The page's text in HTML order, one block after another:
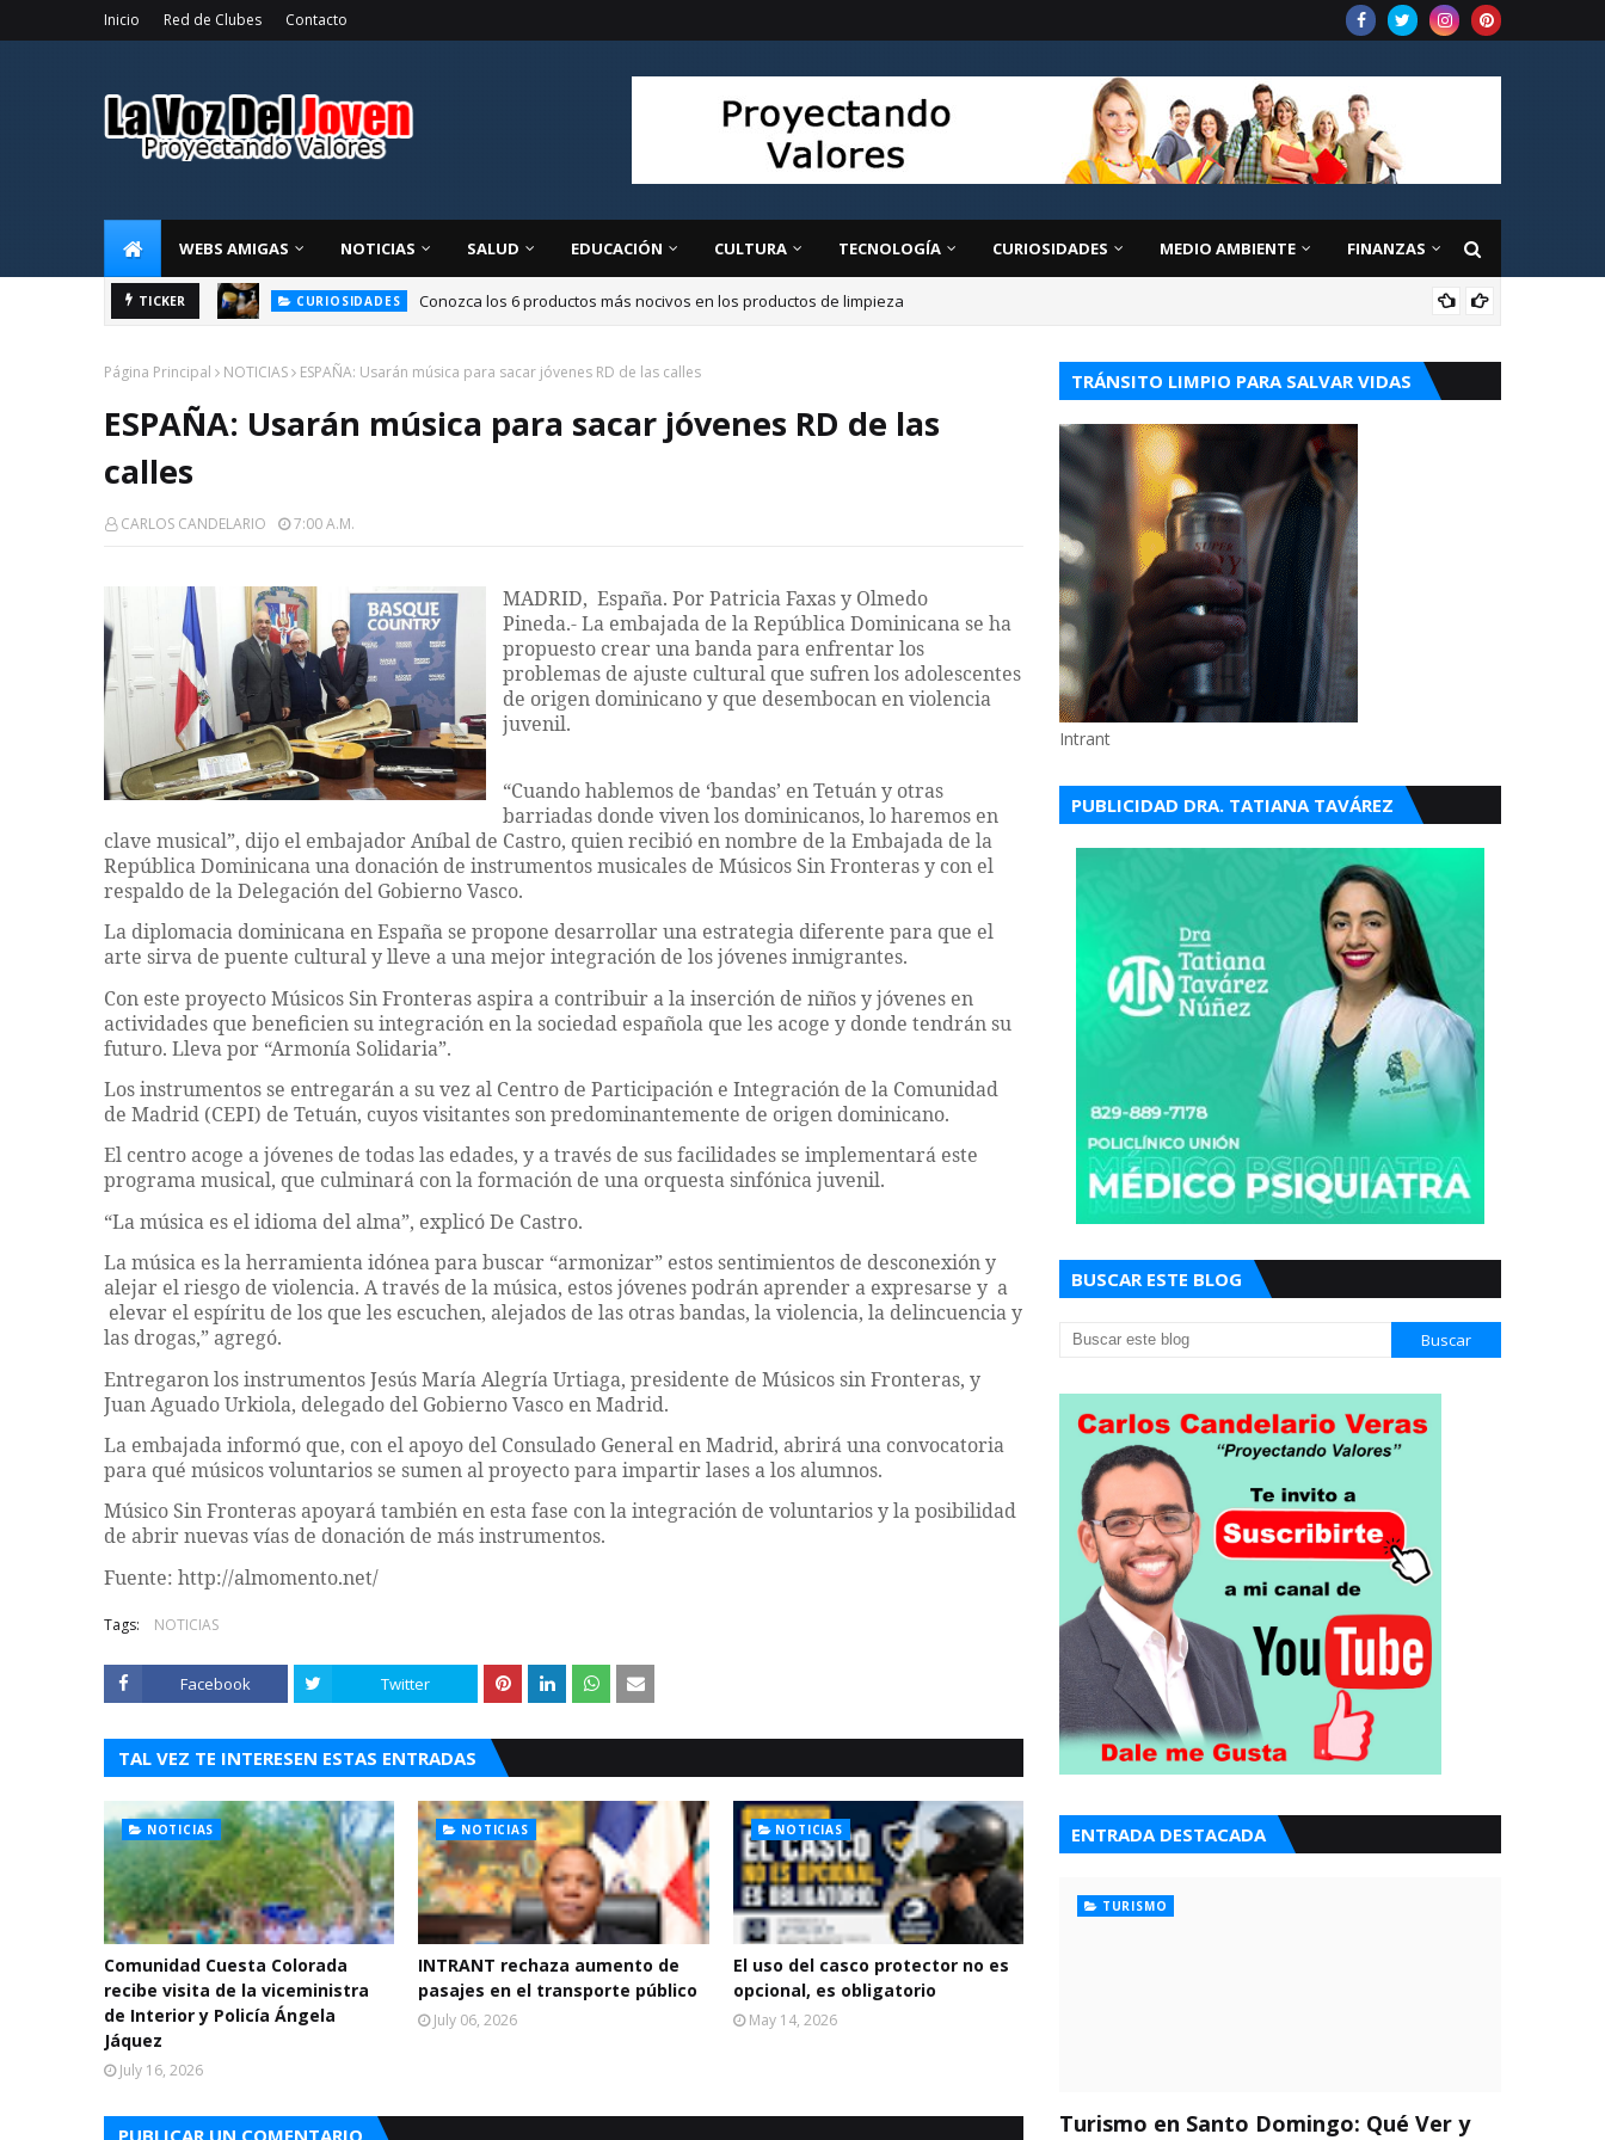
Inicio Red de Clubes Contacto
WEBS AMIGAS NOTICIAS SALUD EDUCACIÓN CULTURA TECNOLOGÍA CURIOSIDADES MEDIO AMBIENTE FINANZAS
TICKER CURIOSIDADES Conozca los 6 productos más nocivos en los productos de limpieza
Página Principal NOTICIAS ESPAÑA: Usarán música para sacar jóvenes RD de las calles
ESPAÑA: Usarán música para sacar jóvenes RD de las
calles
CARLOS CANDELARIO 7:00 A.m.
MADRID, España. Por Patricia Faxas y Olmedo
Pineda.- La embajada de la República Dominicana se ha
propuesto crear una banda para enfrentar los
problemas de ajuste cultural que sufren los adolescentes
de origen dominicano y que desembocan en violencia
juvenil.
“Cuando hablemos de ‘bandas’ en Tetuán y otras
barriadas donde viven los dominicanos, lo haremos en
clave musical”, dijo el embajador Aníbal de Castro, quien recibió en nombre de la Embajada de la
República Dominicana una donación de instrumentos musicales de Músicos Sin Fronteras y con el
respaldo de la Delegación del Gobierno Vasco.
La diplomacia dominicana en España se propone desarrollar una estrategia diferente para que el
arte sirva de puente cultural y lleve a una mejor integración de los jóvenes inmigrantes.
Con este proyecto Músicos Sin Fronteras aspira a contribuir a la inserción de niños y jóvenes en
actividades que beneficien su integración en la sociedad española que les acoge y donde tendrán su
futuro. Lleva por “Armonía Solidaria”.
Los instrumentos se entregarán a su vez al Centro de Participación e Integración de la Comunidad
de Madrid (CEPI) de Tetuán, cuyos visitantes son predominantemente de origen dominicano.
El centro acoge a jóvenes de todas las edades, y a través de sus facilidades se implementará este
programa musical, que culminará con la formación de una orquesta sinfónica juvenil.
“La música es el idioma del alma”, explicó De Castro.
La música es la herramienta idónea para buscar “armonizar” estos sentimientos de desconexión y
alejar el riesgo de violencia. A través de la música, estos jóvenes podrán aprender a expresarse y a
elevar el espíritu de los que les escuchen, alejados de las otras bandas, la violencia, la delincuencia y
las drogas,” agregó.
Entregaron los instrumentos Jesús María Alegría Urtiaga, presidente de Músicos sin Fronteras, y
Juan Aguado Urkiola, delegado del Gobierno Vasco en Madrid.
La embajada informó que, con el apoyo del Consulado General en Madrid, abrirá una convocatoria
para qué músicos voluntarios se sumen al proyecto para impartir lases a los alumnos.
Músico Sin Fronteras apoyará también en esta fase con la integración de voluntarios y la posibilidad
de abrir nuevas vías de donación de más instrumentos.
Fuente: http://almomento.net/
Tags: NOTICIAS
Facebook Twitter
TAL VEZ TE INTERESEN ESTAS ENTRADAS
NOTICIAS
Comunidad Cuesta Colorada
recibe visita de la viceministra
de Interior y Policía Ángela
Jáquez
July 16, 2026
NOTICIAS
INTRANT rechaza aumento de
pasajes en el transporte público
July 06, 2026
NOTICIAS
El uso del casco protector no es
opcional, es obligatorio
May 14, 2026
PUBLICAR UN COMENTARIO
TRÁNSITO LIMPIO PARA SALVAR VIDAS
Intrant
PUBLICIDAD DRA. TATIANA TAVÁREZ
BUSCAR ESTE BLOG
ENTRADA DESTACADA
TURISMO
Turismo en Santo Domingo: Qué Ver y